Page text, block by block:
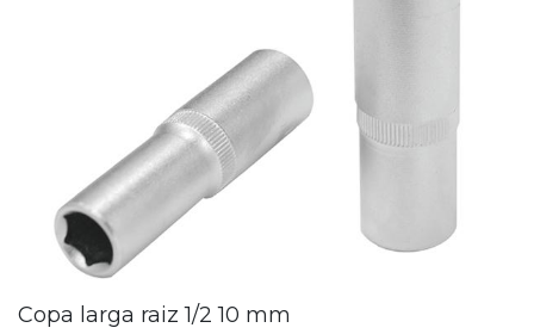
Copa larga raiz 1/2 10 mm